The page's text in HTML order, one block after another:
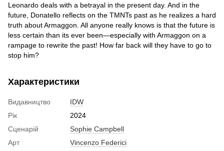
Leonardo deals with a betrayal in the present day. And in the
future, Donatello reflects on the TMNTs past as he realizes a hard
truth about Armaggon. All anyone really knows is that the future is
less certain than its ever been—especially with Armaggon on a
rampage to rewrite the past! How far back will they have to go to
stop him?
Характеристики
Видавництво
IDW
Рік
2024
Сценарій
Sophie Campbell
Арт
Vincenzo Federici